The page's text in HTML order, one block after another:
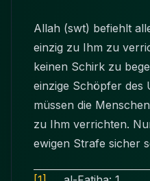
Allah (swt) befiehlt
einzig zu Ihm zu
keinen Schirk zu
einzige Schöpfer des
müssen die
zu Ihm verrichten.
ewigen Strafe sicher